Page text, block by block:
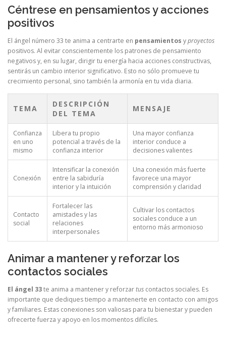
Céntrese en pensamientos y acciones
positivos
El ángel número 33 te anima a centrarte en pensamientos yproyectos
positivos. Al evitar conscientemente los patrones de pensamiento
negativos y, en su lugar, dirigir tu energía hacia acciones constructivas,
sentirás un cambio interior significativo. Esto no sólo promueve tu
crecimiento personal, sino también la armonía en tu vida diaria.
TEMA
DESCRIPCIÓN
DEL TEMA
MENSAJE
Confianza
en uno
mismo
Libera tu propio
potencial a través de la
confianza interior
Una mayor confianza
interior conduce a
decisiones valientes
Conexión
Intensificar la conexión
entre la sabiduría
interior y la intuición
Una conexión más fuerte
favorece una mayor
comprensión y claridad
Contacto
social
Fortalecer las
amistades y las
relaciones
interpersonales
Cultivar los contactos
sociales conduce a un
entorno más armonioso
Animar a mantener y reforzar los
contactos sociales
El ángel 33te anima a mantener y reforzartus contactos sociales. Es
importante que dediques tiempo a mantenerte en contacto con amigos
y familiares. Estas conexiones son valiosas para tu bienestar y pueden
ofrecerte fuerza y apoyo en los momentos difíciles.